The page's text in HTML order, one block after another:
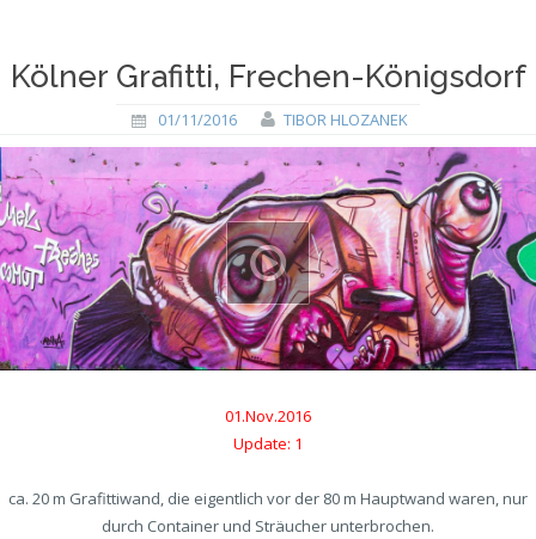
Kölner Grafitti, Frechen-Königsdorf
01/11/2016 TIBOR HLOZANEK
01.Nov.2016
Update: 1
ca. 20 m Grafittiwand, die eigentlich vor der 80 m Hauptwand waren, nur
durch Container und Sträucher unterbrochen.